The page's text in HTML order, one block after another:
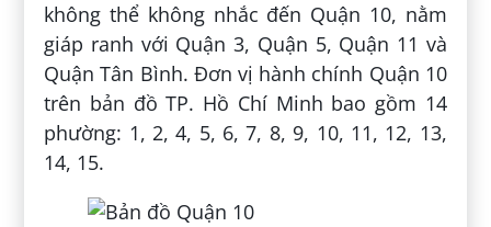
không thể không nhắc đến Quận 10, nằm
giáp ranh với Quận 3, Quận 5, Quận 11 và
Quận Tân Bình. Đơn vị hành chính Quận 10
trên bản đồ TP. Hồ Chí Minh bao gồm 14
phường: 1, 2, 4, 5, 6, 7, 8, 9, 10, 11, 12, 13,
14, 15.